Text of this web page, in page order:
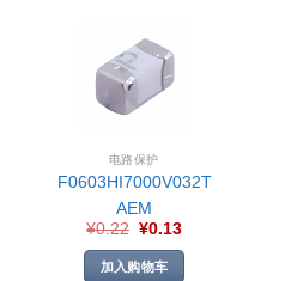
电路保护
F0603HI7000V032T
AEM
¥0.22 ¥0.13
加入购物车